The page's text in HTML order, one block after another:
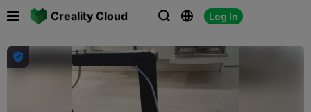
Creality Cloud   Log In
 
